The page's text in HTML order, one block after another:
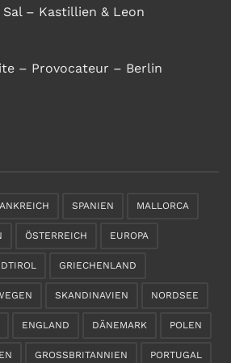
Sal – Kastillien & Leon
– Provocateur – Berlin
SPANIEN MALLORCA
ÖSTERREICH EUROPA
GRIECHENLAND
SKANDINAVIEN NORDSEE
ENGLAND DÄNEMARK POLEN
GROSSBRITANNIEN PORTUGAL